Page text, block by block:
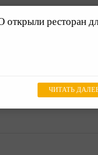
ресторан
ЧИТАТЬ